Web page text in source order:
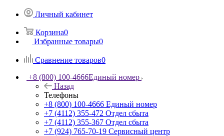
Личный кабинет
Корзина0
Избранные товары0
Сравнение товаров0
+8 (800) 100-4666Единый номер
Назад
Телефоны
+8 (800) 100-4666 Единый номер
+7 (4112) 355-472 Отдел сбыта
+7 (4112) 355-367 Отдел сбыта
+7 (924) 765-70-19 Сервисный центр